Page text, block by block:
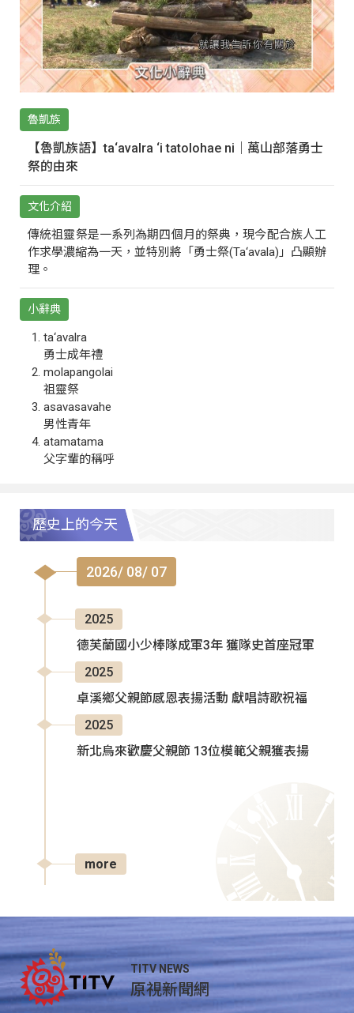
魯凱族
【魯凱族語】ta‘avalra ‘i tatolohae ni｜萬山部落勇士
祭的由來
文化介紹
傳統祖靈祭是一系列為期四個月的祭典，現今配合族人工
作求學濃縮為一天，並特別將「勇士祭(Ta‘avala)」凸顯辦
理。
小辭典
ta‘avalra
勇士成年禮
molapangolai
祖靈祭
asavasavahe
男性青年
atamatama
父字輩的稱呼
歷史上的今天
2026/ 08/ 07
2025
德芙蘭國小少棒隊成軍3年 獲隊史首座冠軍
2025
卓溪鄉父親節感恩表揚活動 獻唱詩歌祝福
2025
新北烏來歡慶父親節 13位模範父親獲表揚
more
TITV NEWS
原視新聞網